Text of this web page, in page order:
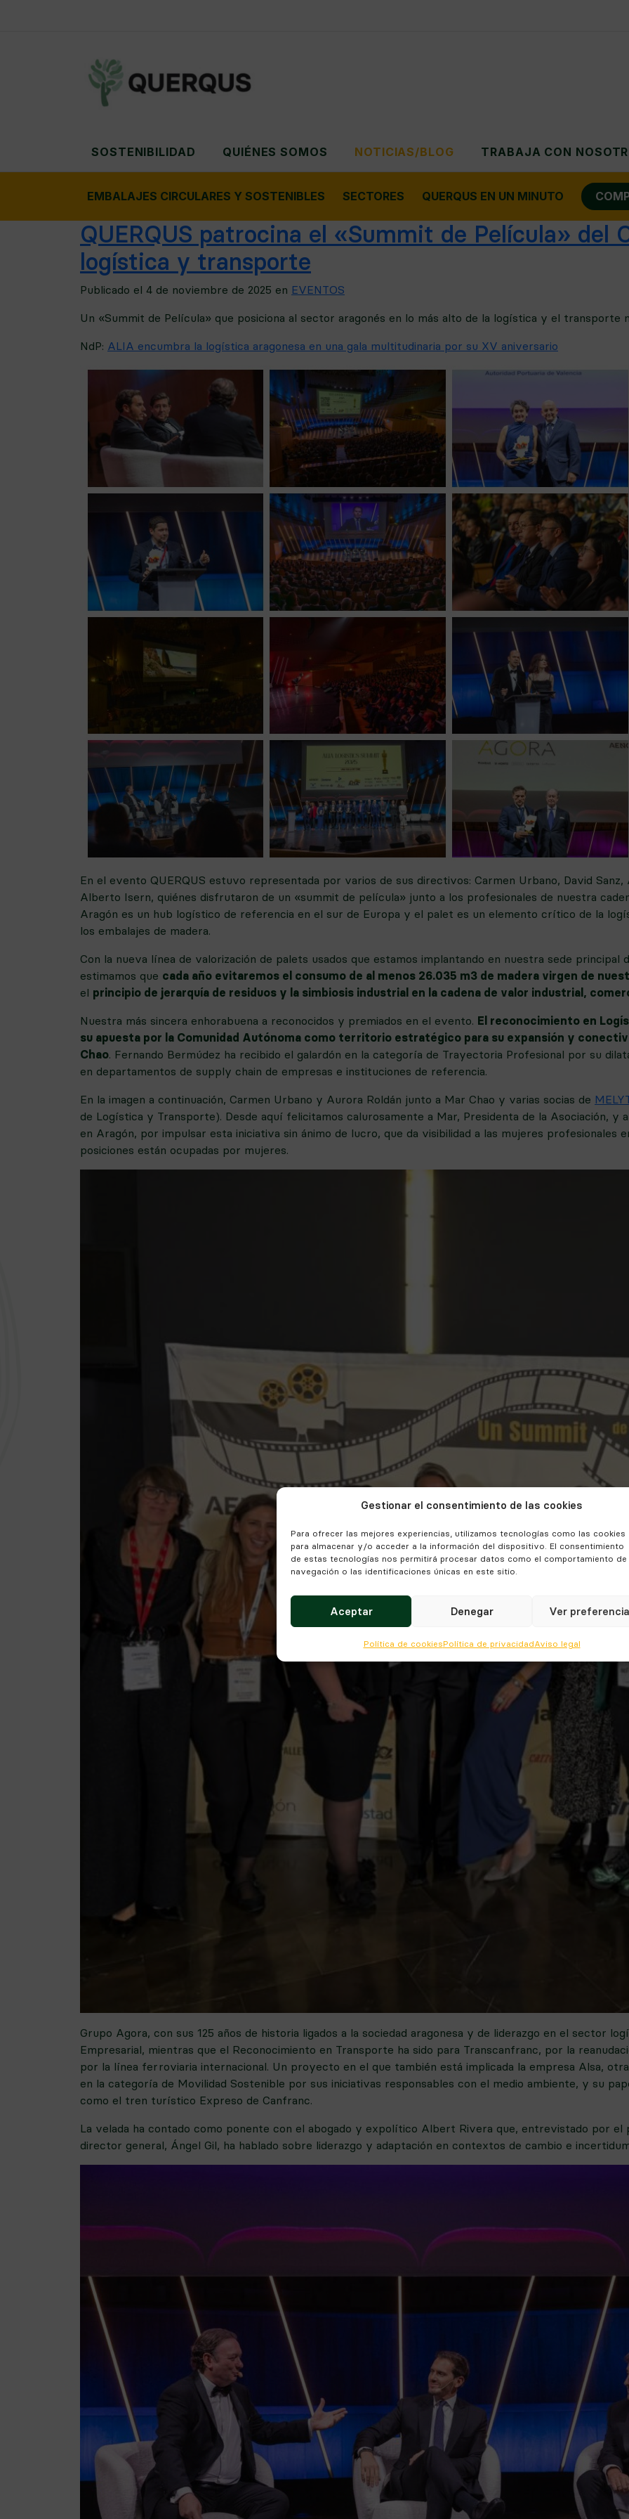
Gestionar el consentimiento de las cookies
Para ofrecer las mejores experiencias, utilizamos tecnologías como las cookies
para almacenar y/o acceder a la información del dispositivo. El consentimiento
de estas tecnologías nos permitirá procesar datos como el comportamiento de
navegación o las identificaciones únicas en este sitio.
Aceptar Denegar Ver
Política de cookiesPolítica de privacidadAviso legal
SOSTENIBILIDAD QUIÉNES SOMOS NOTICIAS/BLOG TRABAJA CON
EMBALAJES CIRCULARES Y SOSTENIBLES SECTORES QUERQUS EN UN MINUTO
QUERQUS patrocina el «Summit de Película» del
logística y transporte
Publicado el 4 de noviembre de 2025 en EVENTOS
Un «Summit de Película» que posiciona al sector aragonés en lo más alto de la logística y el transporte
NdP: ALIA encumbra la logística aragonesa en una gala multitudinaria por su XV aniversario
En el evento QUERQUS estuvo representada por varios de sus directivos: Carmen Urbano, David Sanz,
Alberto Isern, quiénes disfrutaron de un «summit de película» junto a los profesionales de nuestra
Aragón es un hub logístico de referencia en el sur de Europa y el palet es un elemento crítico de la
los embalajes de madera.
Con la nueva línea de valorización de palets usados que estamos implantando en nuestra sede principal
estimamos que cada año evitaremos el consumo de al menos 26.035 m3 de madera virgen de
el principio de jerarquía de residuos y la simbiosis industrial en la cadena de valor industrial,
Nuestra más sincera enhorabuena a reconocidos y premiados en el evento. El reconocimiento en
su apuesta por la Comunidad Autónoma como territorio estratégico para su expansión y
Chao. Fernando Bermúdez ha recibido el galardón en la categoría de Trayectoria Profesional por su
en departamentos de supply chain de empresas e instituciones de referencia.
En la imagen a continuación, Carmen Urbano y Aurora Roldán junto a Mar Chao y varias socias de
de Logística y Transporte). Desde aquí felicitamos calurosamente a Mar, Presidenta de la Asociación,
en Aragón, por impulsar esta iniciativa sin ánimo de lucro, que da visibilidad a las mujeres profesionales
posiciones están ocupadas por mujeres.
Grupo Agora, con sus 125 años de historia ligados a la sociedad aragonesa y de liderazgo en el sector
Empresarial, mientras que el Reconocimiento en Transporte ha sido para Transcanfranc, por la
por la línea ferroviaria internacional. Un proyecto en el que también está implicada la empresa Alsa,
en la categoría de Movilidad Sostenible por sus iniciativas responsables con el medio ambiente, y su
como el tren turístico Expreso de Canfranc.
La velada ha contado como ponente con el abogado y expolítico Albert Rivera que, entrevistado por
director general, Ángel Gil, ha hablado sobre liderazgo y adaptación en contextos de cambio e